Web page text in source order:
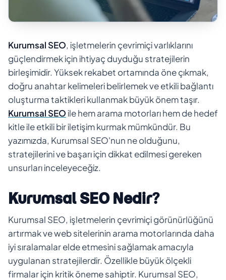
Kurumsal SEO, işletmelerin çevrimiçi varlıklarını
güçlendirmek için ihtiyaç duyduğu stratejilerin
birleşimidir. Yüksek rekabet ortamında öne çıkmak,
doğru anahtar kelimeleri belirlemek ve etkili bağlantı
oluşturma taktikleri kullanmak büyük önem taşır.
Kurumsal SEOile hem arama motorları hem de hedef
kitle ile etkili bir iletişim kurmak mümkündür. Bu
yazımızda, Kurumsal SEO'nun ne olduğunu,
stratejilerini ve başarı için dikkat edilmesi gereken
unsurları inceleyeceğiz.
Kurumsal SEO Nedir?
Kurumsal SEO, işletmelerin çevrimiçi görünürlüğünü
artırmak ve web sitelerinin arama motorlarında daha
iyi sıralamalar elde etmesini sağlamak amacıyla
uygulanan stratejilerdir. Özellikle büyük ölçekli
firmalar için kritik öneme sahiptir. Kurumsal SEO,